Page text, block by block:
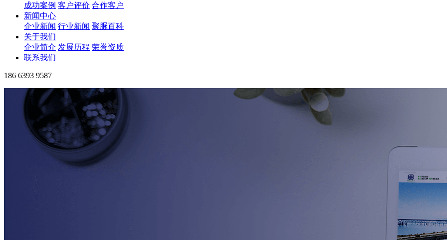
成功案例 客户评价 合作客户
新闻中心
企业新闻 行业新闻 聚脲百科
关于我们
企业简介 发展历程 荣誉资质
联系我们
186 6393 9587